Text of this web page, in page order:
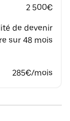
2 500€
de devenir
sur 48 mois
285€/mois